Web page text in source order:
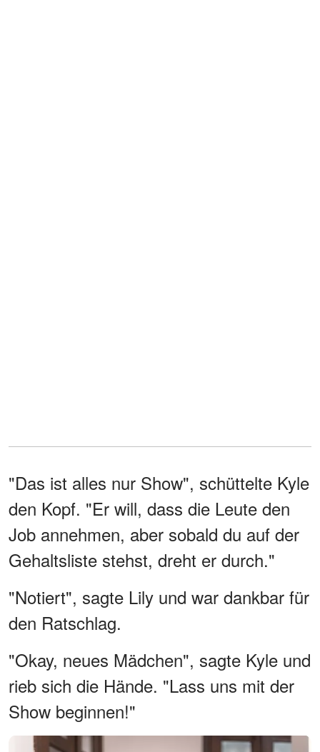
"Das ist alles nur Show", schüttelte Kyle
den Kopf. "Er will, dass die Leute den
Job annehmen, aber sobald du auf der
Gehaltsliste stehst, dreht er durch."
"Notiert", sagte Lily und war dankbar für
den Ratschlag.
"Okay, neues Mädchen", sagte Kyle und
rieb sich die Hände. "Lass uns mit der
Show beginnen!"